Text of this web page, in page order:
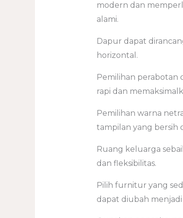
modern dan
alami.
Dapur dapat
horizontal.
Pemilihan perabotan
rapi dan
Pemilihan warna
tampilan yang bersih
Ruang keluarga
dan fleksibilitas.
Pilih furnitur yang
dapat diubah